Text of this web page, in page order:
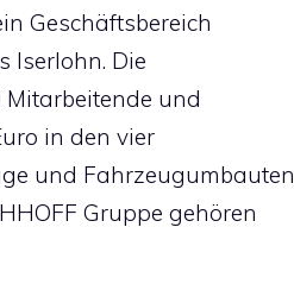
Geschäftsbereich
Iserlohn. Die
und
in den vier
und Fahrzeugumbauten
Gruppe gehören